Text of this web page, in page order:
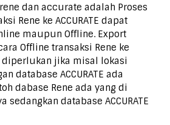
dan accurate adalah Proses
Rene ke ACCURATE dapat
maupun Offline. Export
Offline transaksi Rene ke
diperlukan jika misal lokasi
database ACCURATE ada
dabase Rene ada yang di
sedangkan database ACCURATE